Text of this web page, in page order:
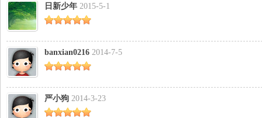
日新少年 2015-5-1
banxian0216 2014-7-5
严小狗 2014-3-23